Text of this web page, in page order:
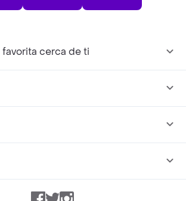
cerca de ti
Facebook
TwitterInstagram